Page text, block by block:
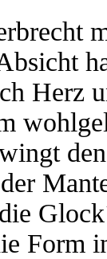
Herz
den
Form